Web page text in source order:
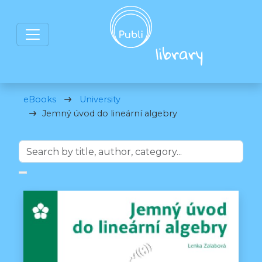
eBooks
University
Jemný úvod do lineární algebry